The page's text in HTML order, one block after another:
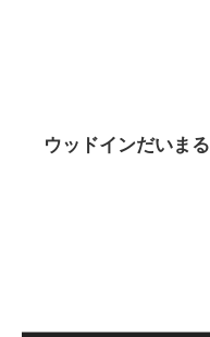
ウッドインだいまる